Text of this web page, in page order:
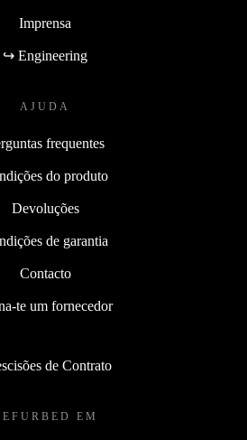
Imprensa
↪ Engineering
AJUDA
frequentes
do produto
Devoluções
de garantia
Contacto
te um fornecedor
de Contrato
EM